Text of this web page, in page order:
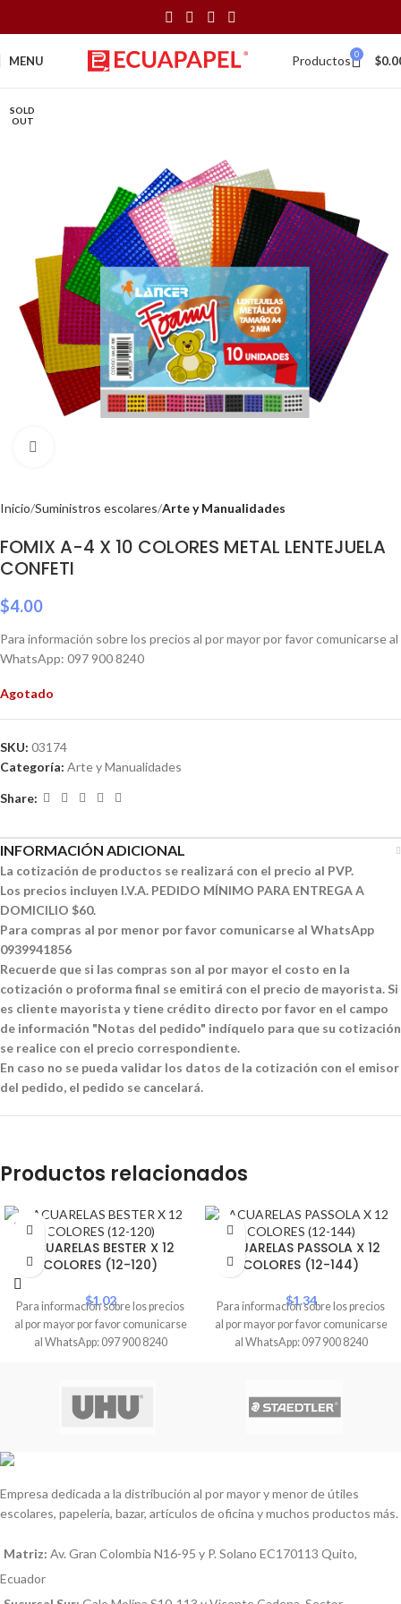
MENU Productos 0 $
SOLD
OUT
Inicio Suministros escolares Arte y Manualidades
FOMIX A-4 X 10 COLORES METAL LENTEJUELA
CONFETI
$4.00
Para información sobre los precios al por mayor por favor comunicarse al
WhatsApp: 097 900 8240
Agotado
SKU: 03174
Categoría: Arte y Manualidades
Share:
INFORMACIÓN ADICIONAL
La cotización de productos se realizará con el precio al PVP.
Los precios incluyen I.V.A. PEDIDO MÍNIMO PARA ENTREGA A
DOMICILIO $60.
Para compras al por menor por favor comunicarse al WhatsApp
0939941856
Recuerde que si las compras son al por mayor el costo en la
cotización o proforma final se emitirá con el precio de mayorista. Si
es cliente mayorista y tiene crédito directo por favor en el campo
de información "Notas del pedido" indíquelo para que su cotización
se realice con el precio correspondiente.
En caso no se pueda validar los datos de la cotización con el emisor
del pedido, el pedido se cancelará.
Productos relacionados
SOLD
OUT
ACUARELAS BESTER X 12
COLORES (12-120)
$1.02
Para información sobre los precios
al por mayor por favor comunicarse
al WhatsApp: 097 900 8240
ACUARELAS PASSOLA X 12
COLORES (12-144)
$1.34
Para información sobre los precios
al por mayor por favor comunicarse
al WhatsApp: 097 900 8240
Empresa dedicada a la distribución al por mayor y menor de útiles
escolares, papelería, bazar, artículos de oficina y muchos productos más.
Matriz: Av. Gran Colombia N16-95 y P. Solano EC170113 Quito,
Ecuador